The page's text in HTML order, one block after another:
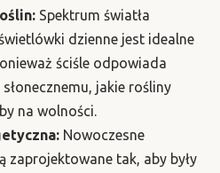
Spektrum światła
dzienne jest idealne
ściśle odpowiada
jakie rośliny
na wolności.
Nowoczesne
zaprojektowane tak, aby były